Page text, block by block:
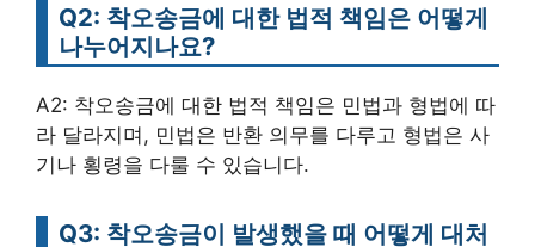
Q2: 착오송금에 대한 법적 책임은 어떻게
나누어지나요?
A2: 착오송금에 대한 법적 책임은 민법과 형법에 따
라 달라지며, 민법은 반환 의무를 다루고 형법은 사
기나 횡령을 다룰 수 있습니다.
Q3: 착오송금이 발생했을 때 어떻게 대처